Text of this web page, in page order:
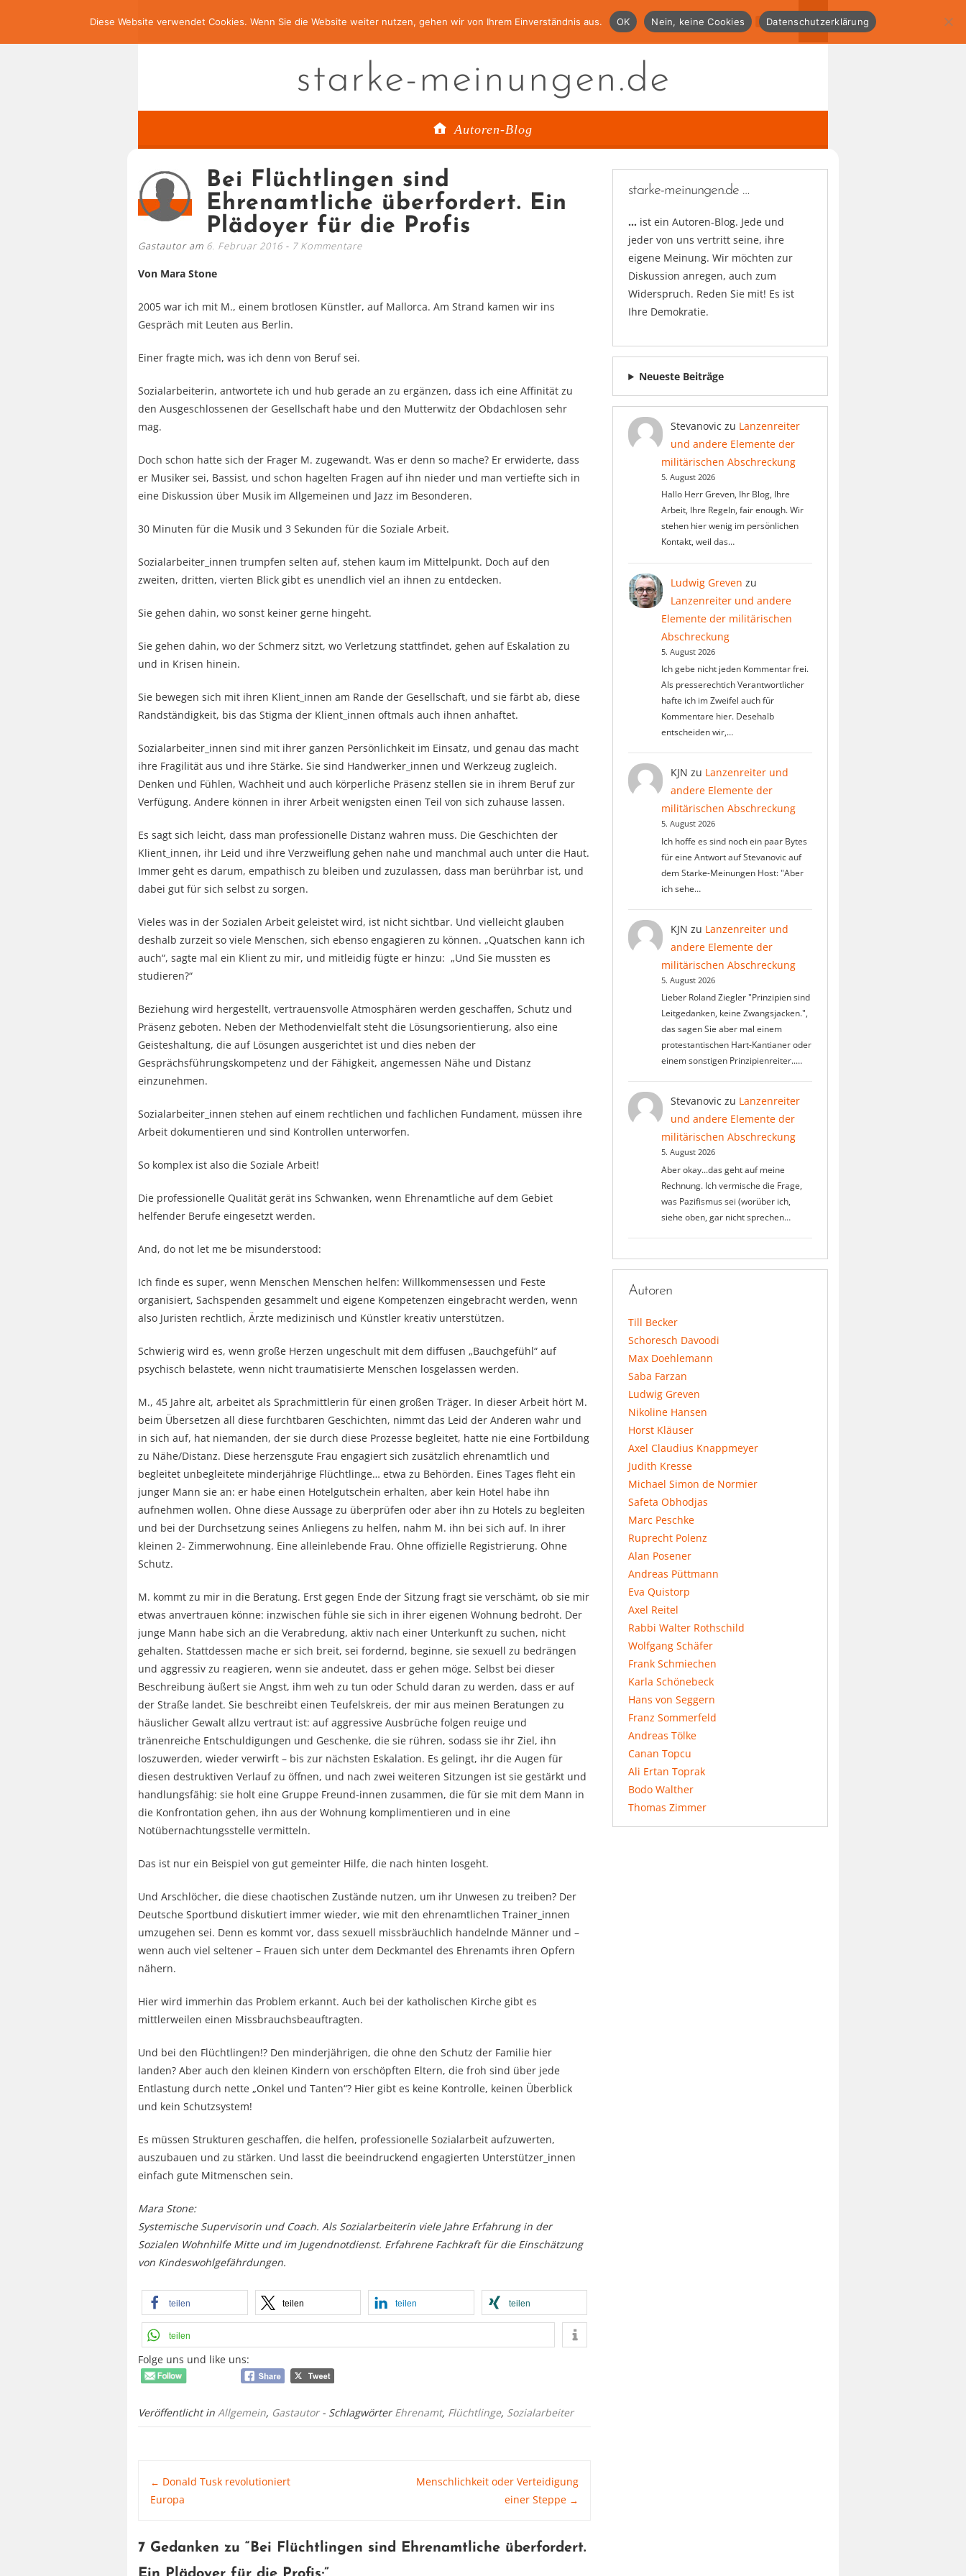
starke-meinungen.de
Autoren-Blog
Bei Flüchtlingen sind
Ehrenamtliche überfordert. Ein
Plädoyer für die Profis
Gastautor am 6. Februar 2016 7 Kommentare
Von Mara Stone
2005 war ich mit M., einem brotlosen Künstler, auf Mallorca. Am Strand kamen wir ins
Gespräch mit Leuten aus Berlin.
Einer fragte mich, was ich denn von Beruf sei.
Sozialarbeiterin, antwortete ich und hub gerade an zu ergänzen, dass ich eine Affinität zu
den Ausgeschlossenen der Gesellschaft habe und den Mutterwitz der Obdachlosen sehr
mag.
Doch schon hatte sich der Frager M. zugewandt. Was er denn so mache? Er erwiderte, dass
er Musiker sei, Bassist, und schon hagelten Fragen auf ihn nieder und man vertiefte sich in
eine Diskussion über Musik im Allgemeinen und Jazz im Besonderen.
30 Minuten für die Musik und 3 Sekunden für die Soziale Arbeit.
Sozialarbeiter_innen trumpfen selten auf, stehen kaum im Mittelpunkt. Doch auf den
zweiten, dritten, vierten Blick gibt es unendlich viel an ihnen zu entdecken.
Sie gehen dahin, wo sonst keiner gerne hingeht.
Sie gehen dahin, wo der Schmerz sitzt, wo Verletzung stattfindet, gehen auf Eskalation zu
und in Krisen hinein.
Sie bewegen sich mit ihren Klient_innen am Rande der Gesellschaft, und sie färbt ab, diese
Randständigkeit, bis das Stigma der Klient_innen oftmals auch ihnen anhaftet.
Sozialarbeiter_innen sind mit ihrer ganzen Persönlichkeit im Einsatz, und genau das macht
ihre Fragilität aus und ihre Stärke. Sie sind Handwerker_innen und Werkzeug zugleich.
Denken und Fühlen, Wachheit und auch körperliche Präsenz stellen sie in ihrem Beruf zur
Verfügung. Andere können in ihrer Arbeit wenigsten einen Teil von sich zuhause lassen.
Es sagt sich leicht, dass man professionelle Distanz wahren muss. Die Geschichten der
Klient_innen, ihr Leid und ihre Verzweiflung gehen nahe und manchmal auch unter die Haut.
Immer geht es darum, empathisch zu bleiben und zuzulassen, dass man berührbar ist, und
dabei gut für sich selbst zu sorgen.
Vieles was in der Sozialen Arbeit geleistet wird, ist nicht sichtbar. Und vielleicht glauben
deshalb zurzeit so viele Menschen, sich ebenso engagieren zu können. „Quatschen kann ich
auch“, sagte mal ein Klient zu mir, und mitleidig fügte er hinzu: „Und Sie mussten es
studieren?“
Beziehung wird hergestellt, vertrauensvolle Atmosphären werden geschaffen, Schutz und
Präsenz geboten. Neben der Methodenvielfalt steht die Lösungsorientierung, also eine
Geisteshaltung, die auf Lösungen ausgerichtet ist und dies neben der
Gesprächsführungskompetenz und der Fähigkeit, angemessen Nähe und Distanz
einzunehmen.
Sozialarbeiter_innen stehen auf einem rechtlichen und fachlichen Fundament, müssen ihre
Arbeit dokumentieren und sind Kontrollen unterworfen.
So komplex ist also die Soziale Arbeit!
Die professionelle Qualität gerät ins Schwanken, wenn Ehrenamtliche auf dem Gebiet
helfender Berufe eingesetzt werden.
And, do not let me be misunderstood:
Ich finde es super, wenn Menschen Menschen helfen: Willkommensessen und Feste
organisiert, Sachspenden gesammelt und eigene Kompetenzen eingebracht werden, wenn
also Juristen rechtlich, Ärzte medizinisch und Künstler kreativ unterstützen.
Schwierig wird es, wenn große Herzen ungeschult mit dem diffusen „Bauchgefühl“ auf
psychisch belastete, wenn nicht traumatisierte Menschen losgelassen werden.
M., 45 Jahre alt, arbeitet als Sprachmittlerin für einen großen Träger. In dieser Arbeit hört M.
beim Übersetzen all diese furchtbaren Geschichten, nimmt das Leid der Anderen wahr und
in sich auf, hat niemanden, der sie durch diese Prozesse begleitet, hatte nie eine Fortbildung
zu Nähe/Distanz. Diese herzensgute Frau engagiert sich zusätzlich ehrenamtlich und
begleitet unbegleitete minderjährige Flüchtlinge… etwa zu Behörden. Eines Tages fleht ein
junger Mann sie an: er habe einen Hotelgutschein erhalten, aber kein Hotel habe ihn
aufnehmen wollen. Ohne diese Aussage zu überprüfen oder aber ihn zu Hotels zu begleiten
und bei der Durchsetzung seines Anliegens zu helfen, nahm M. ihn bei sich auf. In ihrer
kleinen 2- Zimmerwohnung. Eine alleinlebende Frau. Ohne offizielle Registrierung. Ohne
Schutz.
M. kommt zu mir in die Beratung. Erst gegen Ende der Sitzung fragt sie verschämt, ob sie mir
etwas anvertrauen könne: inzwischen fühle sie sich in ihrer eigenen Wohnung bedroht. Der
junge Mann habe sich an die Verabredung, aktiv nach einer Unterkunft zu suchen, nicht
gehalten. Stattdessen mache er sich breit, sei fordernd, beginne, sie sexuell zu bedrängen
und aggressiv zu reagieren, wenn sie andeutet, dass er gehen möge. Selbst bei dieser
Beschreibung äußert sie Angst, ihm weh zu tun oder Schuld daran zu werden, dass er auf
der Straße landet. Sie beschreibt einen Teufelskreis, der mir aus meinen Beratungen zu
häuslicher Gewalt allzu vertraut ist: auf aggressive Ausbrüche folgen reuige und
tränenreiche Entschuldigungen und Geschenke, die sie rühren, sodass sie ihr Ziel, ihn
loszuwerden, wieder verwirft – bis zur nächsten Eskalation. Es gelingt, ihr die Augen für
diesen destruktiven Verlauf zu öffnen, und nach zwei weiteren Sitzungen ist sie gestärkt und
handlungsfähig: sie holt eine Gruppe Freund-innen zusammen, die für sie mit dem Mann in
die Konfrontation gehen, ihn aus der Wohnung komplimentieren und in eine
Notübernachtungsstelle vermitteln.
Das ist nur ein Beispiel von gut gemeinter Hilfe, die nach hinten losgeht.
Und Arschlöcher, die diese chaotischen Zustände nutzen, um ihr Unwesen zu treiben? Der
Deutsche Sportbund diskutiert immer wieder, wie mit den ehrenamtlichen Trainer_innen
umzugehen sei. Denn es kommt vor, dass sexuell missbräuchlich handelnde Männer und –
wenn auch viel seltener – Frauen sich unter dem Deckmantel des Ehrenamts ihren Opfern
nähern.
Hier wird immerhin das Problem erkannt. Auch bei der katholischen Kirche gibt es
mittlerweilen einen Missbrauchsbeauftragten.
Und bei den Flüchtlingen!? Den minderjährigen, die ohne den Schutz der Familie hier
landen? Aber auch den kleinen Kindern von erschöpften Eltern, die froh sind über jede
Entlastung durch nette „Onkel und Tanten“? Hier gibt es keine Kontrolle, keinen Überblick
und kein Schutzsystem!
Es müssen Strukturen geschaffen, die helfen, professionelle Sozialarbeit aufzuwerten,
auszubauen und zu stärken. Und lasst die beeindruckend engagierten Unterstützer_innen
einfach gute Mitmenschen sein.
Mara Stone:
Systemische Supervisorin und Coach. Als Sozialarbeiterin viele Jahre Erfahrung in der
Sozialen Wohnhilfe Mitte und im Jugendnotdienst. Erfahrene Fachkraft für die Einschätzung
von Kindeswohlgefährdungen.
teilen teilen teilen teilen
teilen
Folge uns und like uns:
Veröffentlicht in Allgemein, Gastautor - SchlagwörterEhrenamt, Flüchtlinge, Sozialarbeiter
Post
← Donald Tusk revolutioniert
Europa
Menschlichkeit oder Verteidigung
einer Steppe →
7 Gedanken zu “ Bei Flüchtlingen sind Ehrenamtliche überfordert.
starke-meinungen.de …
… ist ein Autoren-Blog. Jede und
jeder von uns vertritt seine, ihre
eigene Meinung. Wir möchten zur
Diskussion anregen, auch zum
Widerspruch. Reden Sie mit! Es ist
Ihre Demokratie.
Neueste Beiträge
Stevanovic zu Lanzenreiter
und andere Elemente der
militärischen Abschreckung
5. August 2026
Hallo Herr Greven, Ihr Blog, Ihre
Arbeit, Ihre Regeln, fair enough. Wir
stehen hier wenig im persönlichen
Kontakt, weil das…
Ludwig Greven zu
Lanzenreiter und andere
Elemente der militärischen
Abschreckung
5. August 2026
Ich gebe nicht jeden Kommentar frei.
Als presserechtich Verantwortlicher
hafte ich im Zweifel auch für
Kommentare hier. Desehalb
entscheiden wir,…
KJN zu Lanzenreiter und
andere Elemente der
militärischen Abschreckung
5. August 2026
Ich hoffe es sind noch ein paar Bytes
für eine Antwort auf Stevanovic auf
dem Starke-Meinungen Host: "Aber
ich sehe…
KJN zu Lanzenreiter und
andere Elemente der
militärischen Abschreckung
5. August 2026
Lieber Roland Ziegler "Prinzipien sind
Leitgedanken, keine Zwangsjacken.",
das sagen Sie aber mal einem
protestantischen Hart-Kantianer oder
einem sonstigen Prinzipienreiter..…
Stevanovic zu Lanzenreiter
und andere Elemente der
militärischen Abschreckung
5. August 2026
Aber okay...das geht auf meine
Rechnung. Ich vermische die Frage,
was Pazifismus sei (worüber ich,
siehe oben, gar nicht sprechen…
Autoren
Till Becker
Schoresch Davoodi
Max Doehlemann
Saba Farzan
Ludwig Greven
Nikoline Hansen
Horst Kläuser
Axel Claudius Knappmeyer
Judith Kresse
Michael Simon de Normier
Safeta Obhodjas
Marc Peschke
Ruprecht Polenz
Alan Posener
Andreas Püttmann
Eva Quistorp
Axel Reitel
Rabbi Walter Rothschild
Wolfgang Schäfer
Frank Schmiechen
Karla Schönebeck
Hans von Seggern
Franz Sommerfeld
Andreas Tölke
Canan Topcu
Ali Ertan Toprak
Bodo Walther
Thomas Zimmer
Diese Website verwendet Cookies. Wenn Sie die Website weiter nutzen, gehen wir von Ihrem Einverständnis aus. OK Nein, keine Cookies Datenschutzerklärung